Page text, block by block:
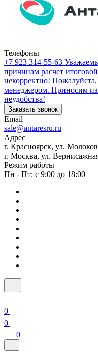
Телефоны
+7 923 314-55-63
причинам расчет
некорректно!
менеджером. Приносим
неудобства!
Заказать звонок
Email
sale@antaresru.ru
Адрес
г. Красноярск, ул.
г. Москва, ул.
Режим работы
Пн - Пт: с 9:00 до 18:00
0
0
0